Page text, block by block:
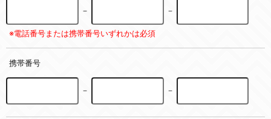
－ －
※電話番号または携帯番号いずれかは必須
携帯番号
－ －